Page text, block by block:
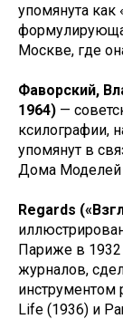
упомянута
Москве, где
Фаворский,
1964) —
ксилографии,
упомянут в
Дома Моделей
Regards
Париже в 1932
журналов,
инструментом
Life (1936) и